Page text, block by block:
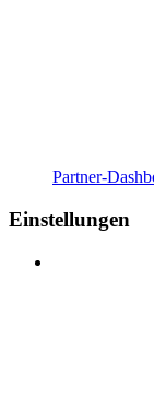
Partner-
Einstellungen